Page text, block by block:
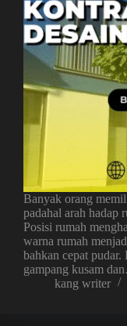
Banyak orang
padahal arah hadap
Posisi rumah
warna rumah
bahkan cepat
gampang kusam
kang writer